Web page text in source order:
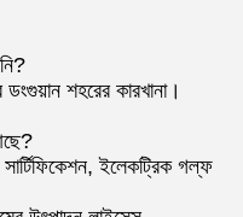
শহরের কারখানা।
ইলেকট্রিক গল্ফ